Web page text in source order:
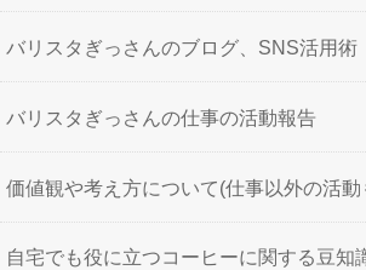
バリスタぎっさんのブログ、SNS活用術
バリスタぎっさんの仕事の活動報告
価値観や考え方について(仕事以外の活動
自宅でも役に立つコーヒーに関する豆知